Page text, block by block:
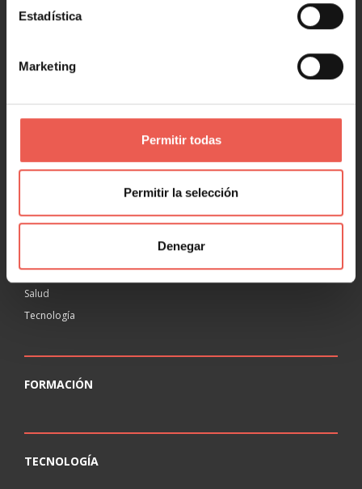
Estadística
Marketing
Permitir todas
Permitir la selección
Denegar
NEGOCIOS
Emprendimiento y Startups
Inmobiliaria
Ocio
Salud
Tecnología
FORMACIÓN
TECNOLOGÍA